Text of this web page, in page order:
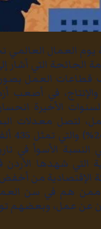
يوم العمال
الجائحة التي أشار
قطاعات العمل
في أصعب
الأخيرة
لتصل معدلات
قياسية
324 ألفا في نهاية 2019، وهي
التي شهدها الأردن
الإقتصادية من
عن عمل،